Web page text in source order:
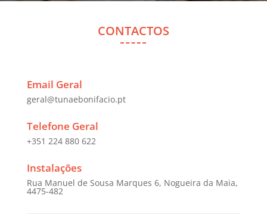
CONTACTOS
Email Geral
geral@tunaebonifacio.pt
Telefone Geral
+351 224 880 622
Instalações
Rua Manuel de Sousa Marques 6, Nogueira da Maia,
4475-482